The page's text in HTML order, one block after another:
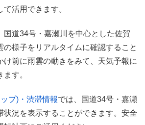
活用できます。
国道34号・嘉瀬川を中心とした佐賀
の様子をリアルタイムに確認すること
け前に雨雲の動きをみて、天気予報に
す。
プ)・渋滞情報では、国道34号・嘉瀬
状況を表示することができます。安全